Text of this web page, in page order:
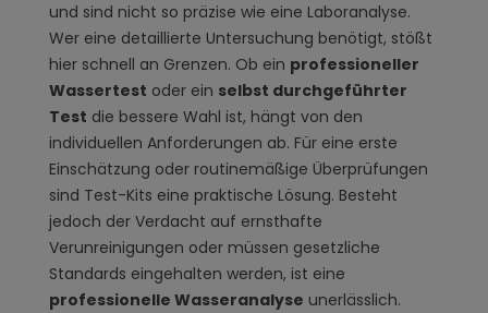
und sind nicht so präzise wie eine Laboranalyse.
Wer eine detaillierte Untersuchung benötigt, stößt
hier schnell an Grenzen. Ob ein professioneller
Wassertest oder ein selbst durchgeführter
Test die bessere Wahl ist, hängt von den
individuellen Anforderungen ab. Für eine erste
Einschätzung oder routinemäßige Überprüfungen
sind Test-Kits eine praktische Lösung. Besteht
jedoch der Verdacht auf ernsthafte
Verunreinigungen oder müssen gesetzliche
Standards eingehalten werden, ist eine
professionelle Wasseranalyse unerlässlich.